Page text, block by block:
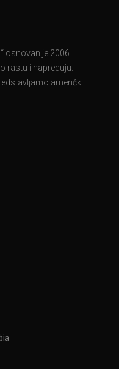
osnovan je 2006.
rastu i napreduju.
američki